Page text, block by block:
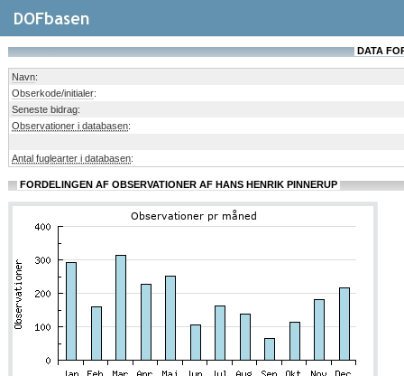
DATA
Navn:
Obserkode/initialer:
Seneste bidrag:
Observationer i databasen:
Antal fuglearter i databasen:
FORDELINGEN AF OBSERVATIONER AF HANS HENRIK PINNERUP